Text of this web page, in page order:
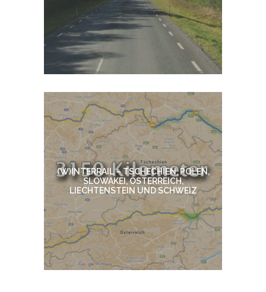
(W)INTERRAIL – TSCHECHIEN, POLEN,
SLOWAKEI, ÖSTERREICH,
LIECHTENSTEIN UND SCHWEIZ